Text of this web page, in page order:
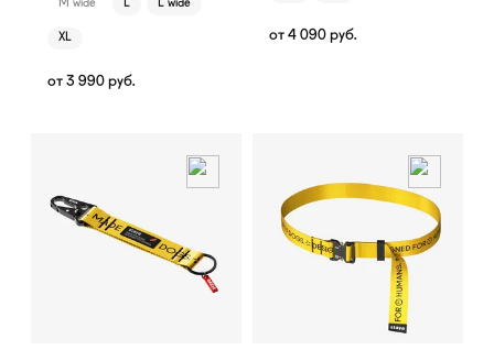
M wide L L wide
XL
от 3 990 руб.
от 4 090 руб.